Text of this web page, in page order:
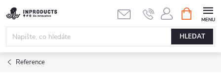
Přejít
na
obsah
HLEDAT
NÁKUPNÍ
KOŠÍK
Reference